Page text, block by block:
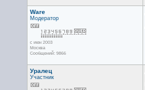
Ware
Модератор
с июн 2003
Москва
Сообщений: 9866
Уралец
Участник